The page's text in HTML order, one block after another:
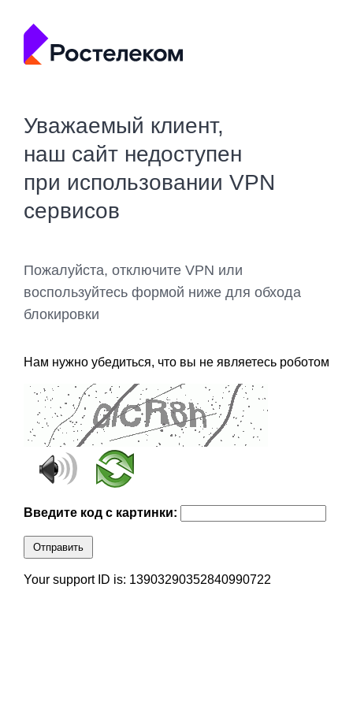
Уважаемый клиент,
наш сайт недоступен
при использовании VPN
сервисов
Пожалуйста, отключите VPN или
воспользуйтесь формой ниже для обхода
блокировки
Нам нужно убедиться, что вы не являетесь роботом
Введите код с картинки:
Отправить
Your support ID is: 13903290352840990722